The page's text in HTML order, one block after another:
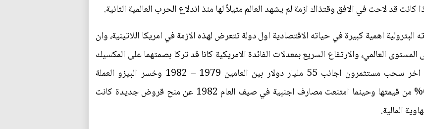
اهمية كبيرة في حياته الاقتصادية اول دولة تتعرض لهذه الازمة في امريكا اللاتينية، وان
العالمي، والارتفاع السريع بمعدلات الفائدة الامريكية كانا قد تركا بصمتهما على المكسيك
على النحو الشديد في قسوته، على صعيد اخر سحب مستثمرون اجانب 55 مليار دولار بين العامين 1979 – 1982 وخسر البيزو العملة
المكسيكية حتى فبراير 1979 مايساوي 67% من قيمتها وحينما امتنعت مصارف اجنبية في صيف العام 1982 عن منح قروض جديدة كانت
المالية.